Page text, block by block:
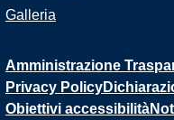
Galleria
Amministrazione
Privacy Policy
Obiettivi accessibilità